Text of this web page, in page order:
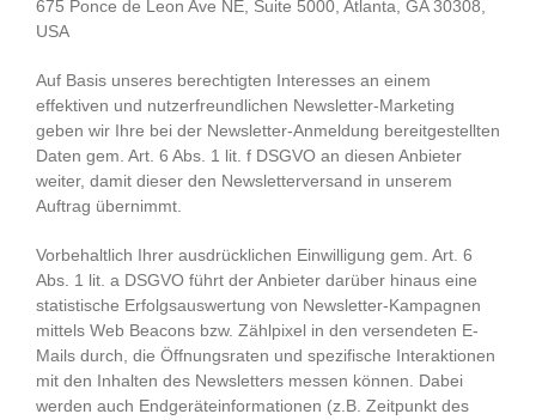
675 Ponce de Leon Ave NE, Suite 5000, Atlanta, GA 30308,
USA
Auf Basis unseres berechtigten Interesses an einem
effektiven und nutzerfreundlichen Newsletter-Marketing
geben wir Ihre bei der Newsletter-Anmeldung bereitgestellten
Daten gem. Art. 6 Abs. 1 lit. f DSGVO an diesen Anbieter
weiter, damit dieser den Newsletterversand in unserem
Auftrag übernimmt.
Vorbehaltlich Ihrer ausdrücklichen Einwilligung gem. Art. 6
Abs. 1 lit. a DSGVO führt der Anbieter darüber hinaus eine
statistische Erfolgsauswertung von Newsletter-Kampagnen
mittels Web Beacons bzw. Zählpixel in den versendeten E-
Mails durch, die Öffnungsraten und spezifische Interaktionen
mit den Inhalten des Newsletters messen können. Dabei
werden auch Endgeräteinformationen (z.B. Zeitpunkt des